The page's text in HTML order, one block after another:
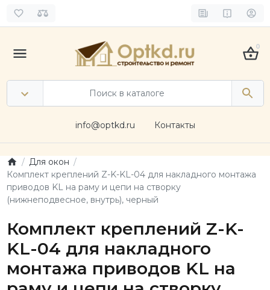
0
info@optkd.ru Контакты
Для окон
Комплект креплений Z-K-KL-04 для накладного монтажа
приводов KL на раму и цепи на створку
(нижнеподвесное, внутрь), черный
Комплект креплений Z-K-
KL-04 для накладного
монтажа приводов KL на